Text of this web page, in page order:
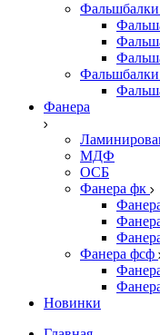
Фанера
МДФ
ОСБ
Фанера фк
Фанера фсф
Новинки